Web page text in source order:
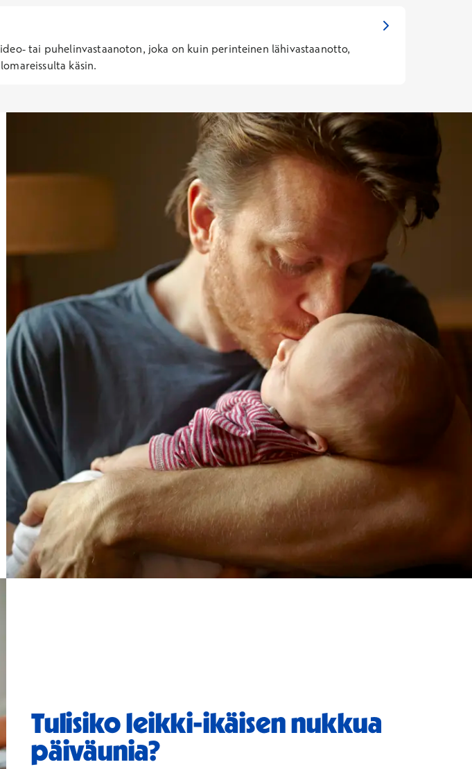
tai puhelinvastaanoton, joka on kuin perinteinen lähivastaanotto,
käsin.
Tulisiko leikki-ikäisen nukkua
päiväunia?